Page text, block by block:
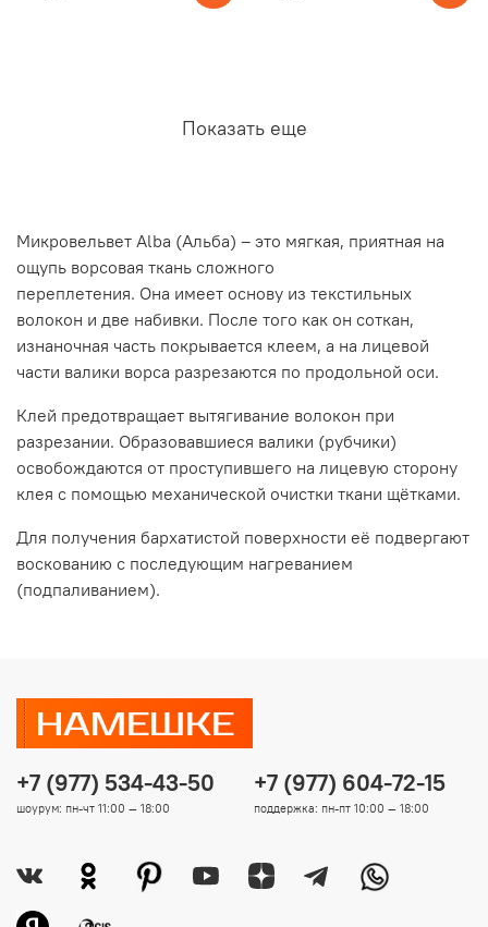
Показать еще
Микровельвет Alba (Альба) – это мягкая, приятная на
ощупь ворсовая ткань сложного
переплетения. Она имеет основу из текстильных
волокон и две набивки. После того как он соткан,
изнаночная часть покрывается клеем, а на лицевой
части валики ворса разрезаются по продольной оси.
Клей предотвращает вытягивание волокон при
разрезании. Образовавшиеся валики (рубчики)
освобождаются от проступившего на лицевую сторону
клея с помощью механической очистки ткани щётками.
Для получения бархатистой поверхности её подвергают
воскованию с последующим нагреванием
(подпаливанием).
+7 (977) 534-43-50
шоурум: пн-чт 11:00 — 18:00
+7 (977) 604-72-15
поддержка: пн-пт 10:00 — 18:00